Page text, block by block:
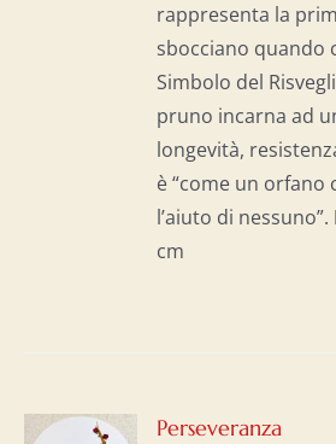
rappresenta la
sbocciano quando
Simbolo del
pruno incarna ad
longevità,
è “come un orfano
l’aiuto di nessuno”.
cm
Perseveranza